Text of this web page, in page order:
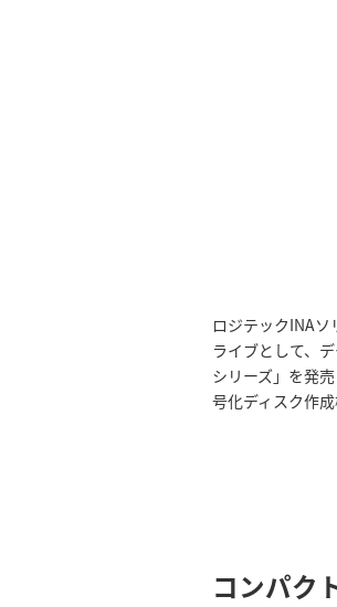
ロジテックINA
ライブとして、
シリーズ」を発
号化ディスク作
コンパク